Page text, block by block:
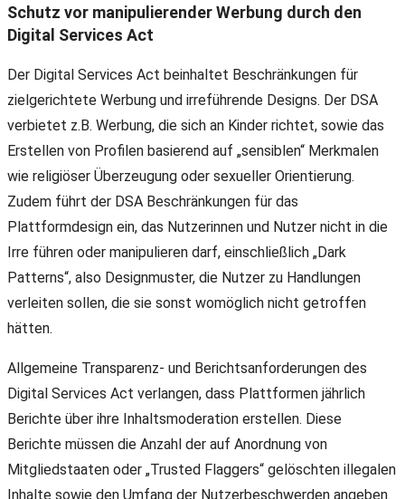
Schutz vor manipulierender Werbung durch den
Digital Services Act
Der Digital Services Act beinhaltet Beschränkungen für
zielgerichtete Werbung und irreführende Designs. Der DSA
verbietet z.B. Werbung, die sich an Kinder richtet, sowie das
Erstellen von Profilen basierend auf „sensiblen“ Merkmalen
wie religiöser Überzeugung oder sexueller Orientierung.
Zudem führt der DSA Beschränkungen für das
Plattformdesign ein, das Nutzerinnen und Nutzer nicht in die
Irre führen oder manipulieren darf, einschließlich „Dark
Patterns“, also Designmuster, die Nutzer zu Handlungen
verleiten sollen, die sie sonst womöglich nicht getroffen
hätten.
Allgemeine Transparenz- und Berichtsanforderungen des
Digital Services Act verlangen, dass Plattformen jährlich
Berichte über ihre Inhaltsmoderation erstellen. Diese
Berichte müssen die Anzahl der auf Anordnung von
Mitgliedstaaten oder „Trusted Flaggers“ gelöschten illegalen
Inhalte sowie den Umfang der Nutzerbeschwerden angeben.